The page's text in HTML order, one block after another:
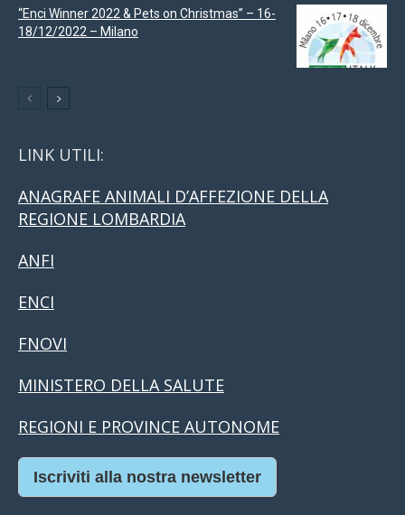
“Enci Winner 2022 & Pets on Christmas” – 16-
18/12/2022 – Milano
LINK UTILI:
ANAGRAFE ANIMALI D’AFFEZIONE DELLA
REGIONE LOMBARDIA
ANFI
ENCI
FNOVI
MINISTERO DELLA SALUTE
REGIONI E PROVINCE AUTONOME
Iscriviti alla nostra newsletter